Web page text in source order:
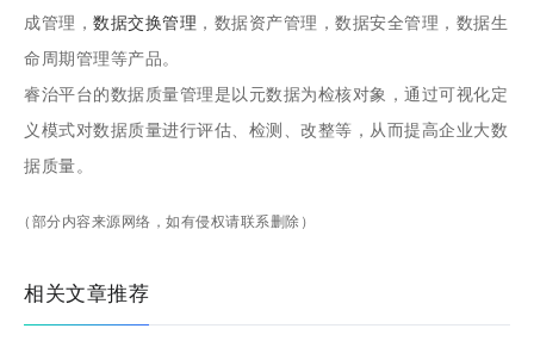
成管理，数据交换管理 ，数据资产管理，数据安全管理，数据生
命周期管理等产品。
睿治平台的数据质量管理是以元数据为检核对象，通过可视化定
义模式对数据质量进行评估、检测、改整等，从而提高企业大数
据质量。
（部分内容来源网络，如有侵权请联系删除）
相关文章推荐